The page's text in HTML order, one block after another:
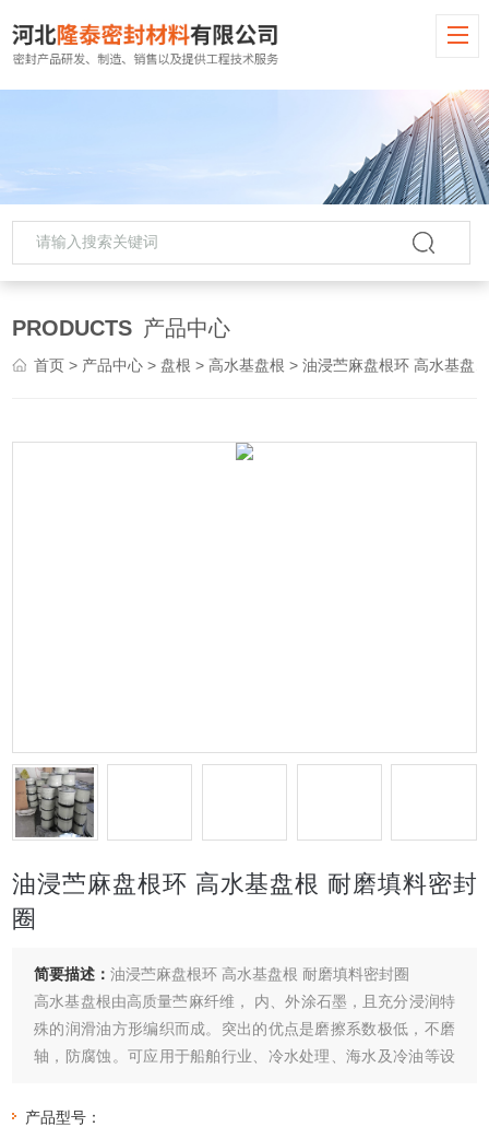
PRODUCTS 产品中心
首页 > 产品中心 > 盘根 >高水基盘根 > 油浸苎麻盘根环 高水基盘根 耐磨填料密封圈
油浸苎麻盘根环 高水基盘根 耐磨填料密封
圈
简要描述：油浸苎麻盘根环 高水基盘根 耐磨填料密封圈
高水基盘根由高质量苎麻纤维， 内、外涂石墨，且充分浸润特
殊的润滑油方形编织而成。突出的优点是磨擦系数极低，不磨
轴，防腐蚀。可应用于船舶行业、冷水处理、海水及冷油等设
产品型号：